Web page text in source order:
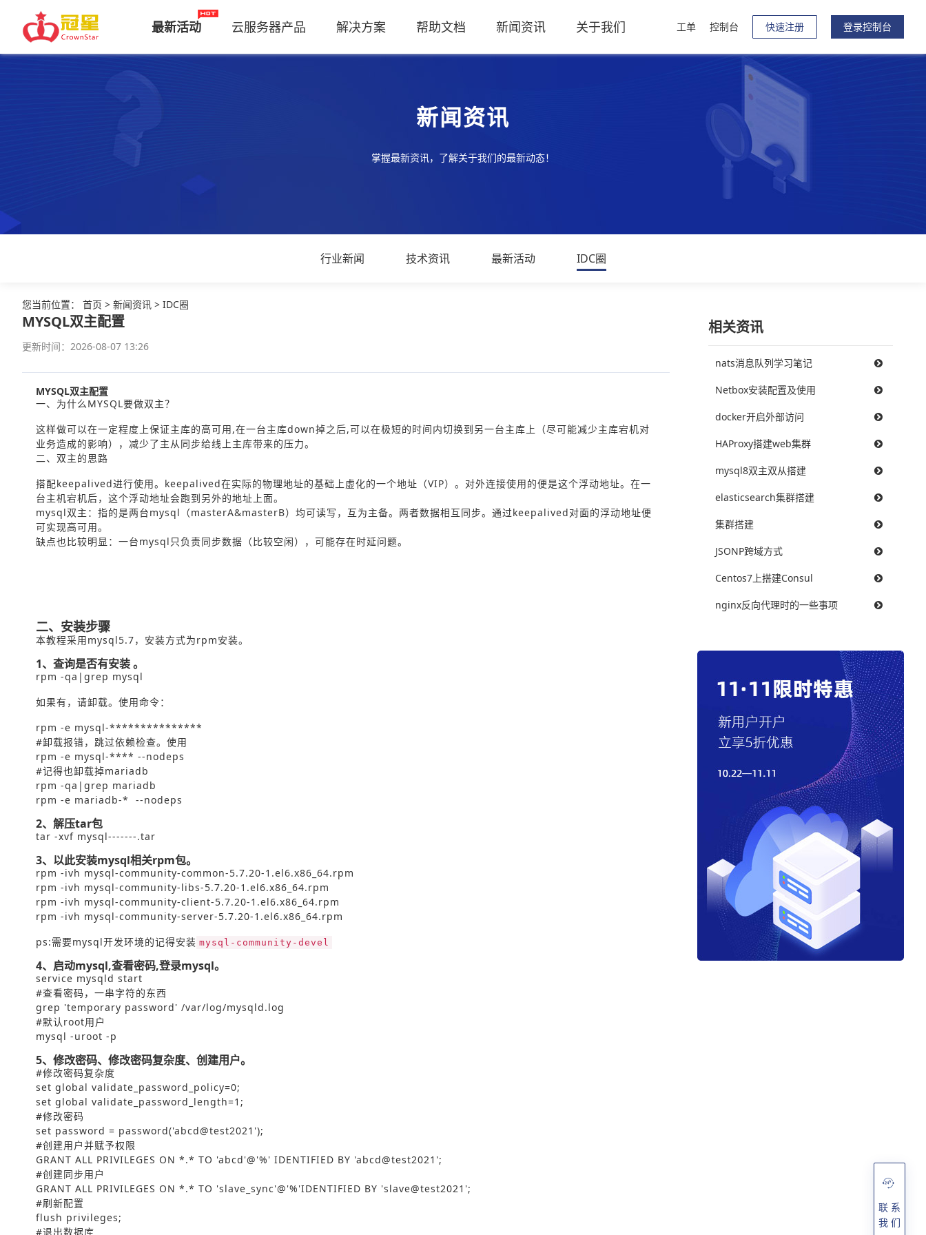
最新活动 云服务器产品 解决方案 帮助文档 新闻资讯 关于我们 工单 控制台 快速注册 登录控制台
新闻资讯
掌握最新资讯，了解关于我们的最新动态！
行业新闻 技术资讯 最新活动 IDC圈
您当前位置： 首页 > 新闻资讯 > IDC圈
MYSQL双主配置
更新时间：2026-08-07 13:26
MYSQL双主配置
一、为什么MYSQL要做双主？
这样做可以在一定程度上保证主库的高可用,在一台主库down掉之后,可以在极短的时间内切换到另一台主库上（尽可能减少主库宕机对
业务造成的影响），减少了主从同步给线上主库带来的压力。
二、双主的思路
搭配keepalived进行使用。keepalived在实际的物理地址的基础上虚化的一个地址（VIP）。对外连接使用的便是这个浮动地址。在一
台主机宕机后，这个浮动地址会跑到另外的地址上面。
mysql双主：指的是两台mysql（masterA&masterB）均可读写，互为主备。两者数据相互同步。通过keepalived对面的浮动地址便
可实现高可用。
缺点也比较明显：一台mysql只负责同步数据（比较空闲），可能存在时延问题。
二、安装步骤
本教程采用mysql5.7，安装方式为rpm安装。
1、查询是否有安装 。
rpm -qa|grep mysql
如果有，请卸载。使用命令：
rpm -e mysql-***************
#卸载报错，跳过依赖检查。使用
rpm -e mysql-**** --nodeps
#记得也卸载掉mariadb
rpm -qa|grep mariadb
rpm -e mariadb-* --nodeps
2、解压tar包
tar -xvf mysql-------.tar
3、以此安装mysql相关rpm包。
rpm -ivh mysql-community-common-5.7.20-1.el6.x86_64.rpm
rpm -ivh mysql-community-libs-5.7.20-1.el6.x86_64.rpm
rpm -ivh mysql-community-client-5.7.20-1.el6.x86_64.rpm
rpm -ivh mysql-community-server-5.7.20-1.el6.x86_64.rpm
ps:需要mysql开发环境的记得安装 mysql-community-devel
4、启动mysql,查看密码,登录mysql。
service mysqld start
#查看密码，一串字符的东西
grep 'temporary password' /var/log/mysqld.log
#默认root用户
mysql -uroot -p
5、修改密码、修改密码复杂度、创建用户。
#修改密码复杂度
set global validate_password_policy=0;
set global validate_password_length=1;
#修改密码
set password = password('abcd@test2021');
#创建用户并赋予权限
GRANT ALL PRIVILEGES ON *.* TO 'abcd'@'%' IDENTIFIED BY 'abcd@test2021';
#创建同步用户
GRANT ALL PRIVILEGES ON *.* TO 'slave_sync'@'%'IDENTIFIED BY 'slave@test2021';
#刷新配置
flush privileges;
#退出数据库
相关资讯
nats消息队列学习笔记
Netbox安装配置及使用
docker开启外部访问
HAProxy搭建web集群
mysql8双主双从搭建
elasticsearch集群搭建
集群搭建
JSONP跨域方式
Centos7上搭建Consul
nginx反向代理时的一些事项
联 系
我 们